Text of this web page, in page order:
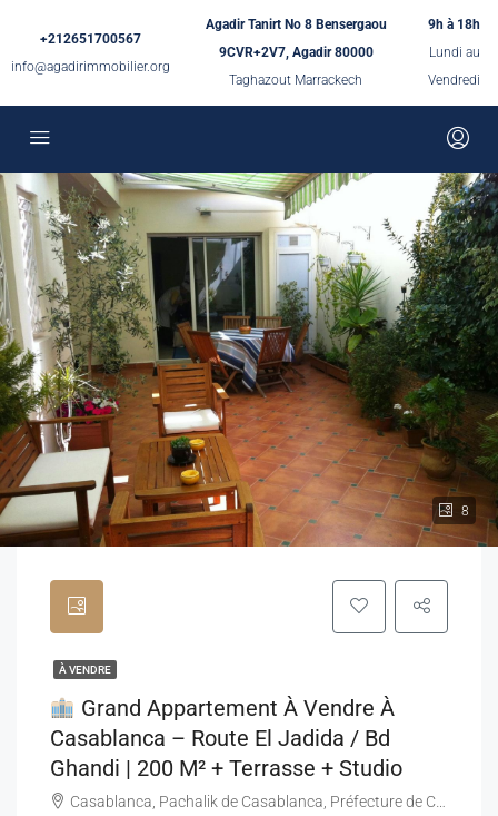
+212651700567
info@agadirimmobilier.org
Agadir Tanirt No 8 Bensergaou
9CVR+2V7, Agadir 80000
Taghazout Marrackech
9h à 18h
Lundi au
Vendredi
8
À VENDRE
Grand Appartement À Vendre À
Casablanca – Route El Jadida / Bd
Ghandi | 200 M² + Terrasse + Studio
Casablanca, Pachalik de Casablanca, Préfecture de Casablanca, Casablanca-Settat, Maroc